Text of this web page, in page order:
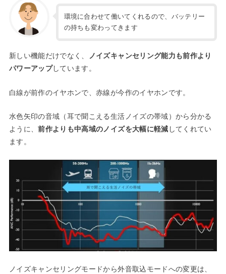
環境に合わせて働いてくれるので、バッテリー
の持ちも変わってきます
新しい機能だけでなく、
ノイズキャンセリング能力も前作より
パワーアップしています。
白線が前作のイヤホンで、赤線が今作のイヤホンです。
水色矢印の音域（耳で聞こえる生活ノイズの帯域）から分かる
ように、前作よりも中高域のノイズを大幅に軽減 してくれてい
ます。
ノイズキャンセリングモードから外音取込モードへの変更は、